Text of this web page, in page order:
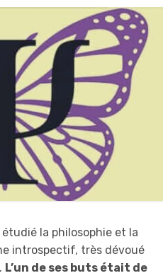
la philosophie et la
introspectif, très dévoué
L’un de ses buts était de